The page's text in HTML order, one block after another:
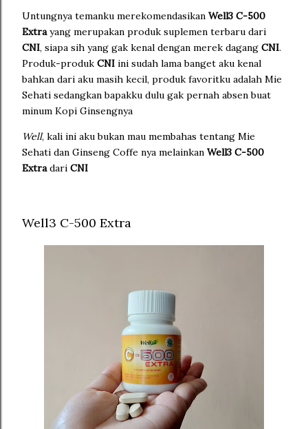
Untungnya temanku merekomendasikan Well3 C-500
Extrayang merupakan produk suplemen terbaru dari
CNI, siapa sih yang gak kenal dengan merek dagang CNI.
Produk-produk CNI ini sudah lama banget aku kenal
bahkan dari aku masih kecil, produk favoritku adalah Mie
Sehati sedangkan bapakku dulu gak pernah absen buat
minum Kopi Ginsengnya
Well, kali ini aku bukan mau membahas tentang Mie
Sehati dan Ginseng Coffe nya melainkan Well3 C-500
Extradari CNI
Well3 C-500 Extra